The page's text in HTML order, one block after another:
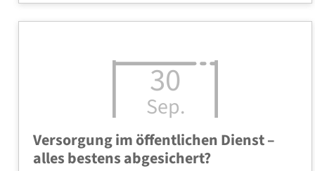
30
Sep.
Ver­sor­gung im öffent­li­chen Dienst –
alles bes­tens abge­si­chert?